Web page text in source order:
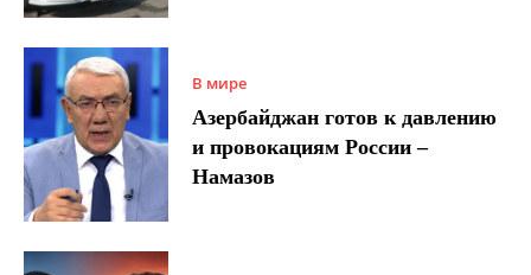
В мире
Азербайджан готов к давлению
и провокациям России –
Намазов